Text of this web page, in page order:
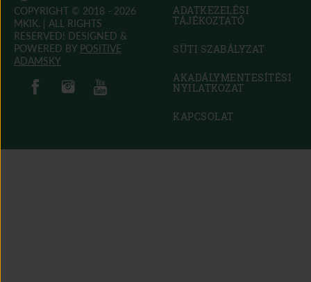
COPYRIGHT © 2018 - 2026
MKIK. | ALL RIGHTS
RESERVED! DESIGNED &
POWERED BY POSITIVE
ADAMSKY
NEW
WINDOW)
(open in new window) (open in new window) (open in new window)
NEW
WINDOW)
ADATKEZELÉSI
TÁJÉKOZTATÓ
SÜTI SZABÁLYZAT
AKADÁLYMENTESÍTÉSI
NYILATKOZAT
KAPCSOLAT